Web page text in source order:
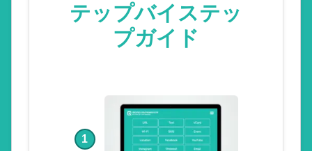
テップバイステッ
プガイド
1